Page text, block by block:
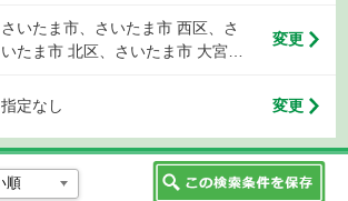
さいたま市、さいたま市 西区、さ
いたま市 北区、さいたま市 大宮
市 中央区、さいたま市 桜区、さい
たま市 浦和区、さいたま市 南区、
さいたま市 緑区、さいたま市 岩槻
区、川越市、熊谷市、川口市、行
田市、秩父市、所沢市、飯能市、
変更
指定なし 変更